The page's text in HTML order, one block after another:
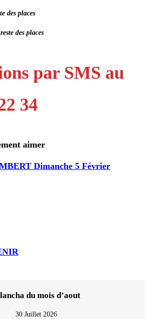
des places
des places
par SMS au
34
aimer
Dimanche 5 Février
du mois d’aout
30 Juillet 2026